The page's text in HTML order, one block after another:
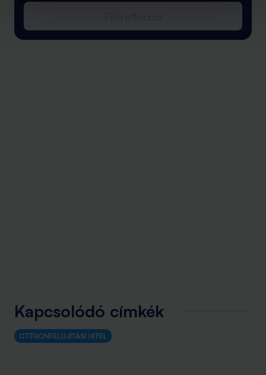
Kapcsolódó címkék
OTTHONFELÚJÍTÁSI HITEL